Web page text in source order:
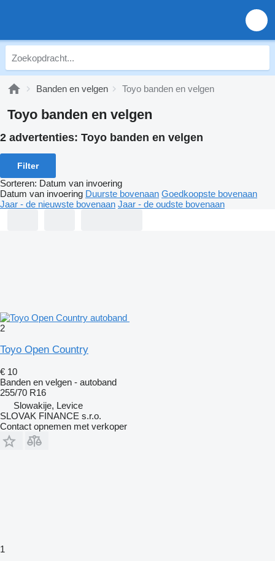
Banden en velgen Toyo banden en velgen
Toyo banden en velgen
2 advertenties: Toyo banden en velgen
Filter
Sorteren: Datum van invoering
Datum van invoering Duurste bovenaan Goedkoopste bovenaan
Jaar - de nieuwste bovenaan Jaar - de oudste bovenaan
2
Toyo Open Country
€ 10
Banden en velgen - autoband
255/70 R16
Slowakije, Levice
SLOVAK FINANCE s.r.o.
Contact opnemen met verkoper
1